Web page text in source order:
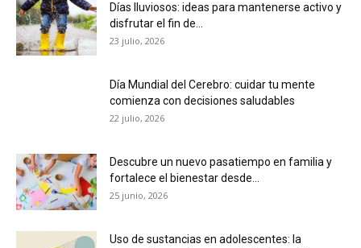
Días lluviosos: ideas para mantenerse activo y
disfrutar el fin de...
23 julio, 2026
Día Mundial del Cerebro: cuidar tu mente
comienza con decisiones saludables
22 julio, 2026
Descubre un nuevo pasatiempo en familia y
fortalece el bienestar desde...
25 junio, 2026
Uso de sustancias en adolescentes: la